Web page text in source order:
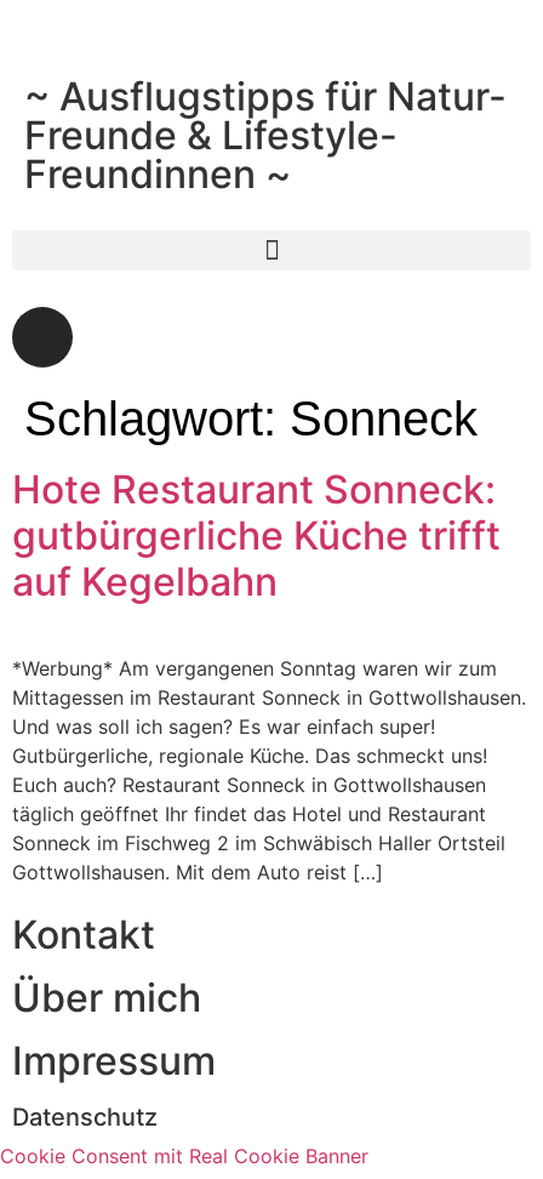
~ Ausflugstipps für Natur-
Freunde & Lifestyle-
Freundinnen ~
Schlagwort: Sonneck
Hote Restaurant Sonneck:
gutbürgerliche Küche trifft
auf Kegelbahn
*Werbung* Am vergangenen Sonntag waren wir zum
Mittagessen im Restaurant Sonneck in Gottwollshausen.
Und was soll ich sagen? Es war einfach super!
Gutbürgerliche, regionale Küche. Das schmeckt uns!
Euch auch? Restaurant Sonneck in Gottwollshausen
täglich geöffnet Ihr findet das Hotel und Restaurant
Sonneck im Fischweg 2 im Schwäbisch Haller Ortsteil
Gottwollshausen. Mit dem Auto reist […]
Kontakt
Über mich
Impressum
Datenschutz
Cookie Consent mit Real Cookie Banner